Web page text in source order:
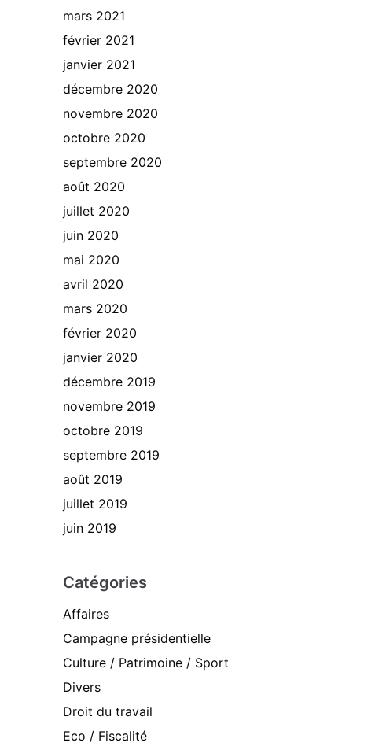
mars 2021
février 2021
janvier 2021
décembre 2020
novembre 2020
octobre 2020
septembre 2020
août 2020
juillet 2020
juin 2020
mai 2020
avril 2020
mars 2020
février 2020
janvier 2020
décembre 2019
novembre 2019
octobre 2019
septembre 2019
août 2019
juillet 2019
juin 2019
Catégories
Affaires
Campagne présidentielle
Culture / Patrimoine / Sport
Divers
Droit du travail
Eco / Fiscalité